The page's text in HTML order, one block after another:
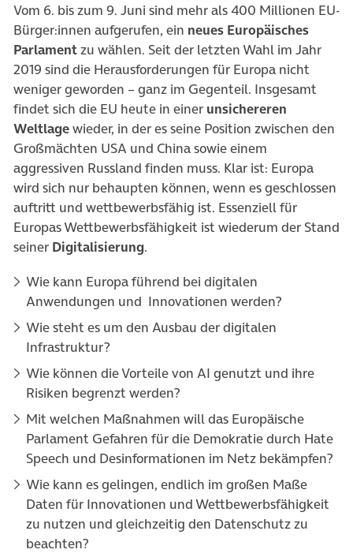
Vom 6. bis zum 9. Juni sind mehr als 400 Millionen EU-
Bürger:innen aufgerufen, ein neues Europäisches
Parlamentzu wählen. Seit der letzten Wahl im Jahr
2019 sind die Herausforderungen für Europa nicht
weniger geworden – ganz im Gegenteil. Insgesamt
findet sich die EU heute in einer unsichereren
Weltlagewieder, in der es seine Position zwischen den
Großmächten USA und China sowie einem
aggressiven Russland finden muss. Klar ist: Europa
wird sich nur behaupten können, wenn es geschlossen
auftritt und wettbewerbsfähig ist. Essenziell für
Europas Wettbewerbsfähigkeit ist wiederum der Stand
seiner Digitalisierung.
Wie kann Europa führend bei digitalen
Anwendungen und Innovationen werden?
Wie steht es um den Ausbau der digitalen
Infrastruktur?
Wie können die Vorteile von AI genutzt und ihre
Risiken begrenzt werden?
Mit welchen Maßnahmen will das Europäische
Parlament Gefahren für die Demokratie durch Hate
Speech und Desinformationen im Netz bekämpfen?
Wie kann es gelingen, endlich im großen Maße
Daten für Innovationen und Wettbewerbsfähigkeit
zu nutzen und gleichzeitig den Datenschutz zu
beachten?